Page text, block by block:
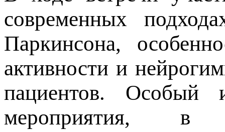
современных
Паркинсона,
активности и
пациентов. Особый
мероприятия, в